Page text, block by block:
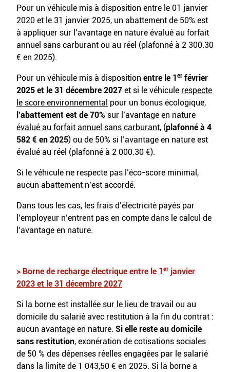
Pour un véhicule mis à disposition entre le 01 janvier
2020 et le 31 janvier 2025, un abattement de 50% est
à appliquer sur l’avantage en nature évalué au forfait
annuel sans carburant ou au réel (plafonné à 2 300.30
€ en 2025).
Pour un véhicule mis à disposition entre le 1 er février
2025 et le 31 décembre 2027 et si le véhicule respecte
le score environnemental pour un bonus écologique,
l’abattement est de 70% sur l’avantage en nature
évalué au forfait annuel sans carburant, (plafonné à 4
582 € en 2025) ou de 50% si l’avantage en nature est
évalué au réel (plafonné à 2 000.30 €).
Si le véhicule ne respecte pas l’éco-score minimal,
aucun abattement n’est accordé.
Dans tous les cas, les frais d’électricité payés par
l’employeur n’entrent pas en compte dans le calcul de
l’avantage en nature.
> Borne de recharge électrique entre le 1 er janvier
2023 et le 31 décembre 2027
Si la borne est installée sur le lieu de travail ou au
domicile du salarié avec restitution à la fin du contrat :
aucun avantage en nature. Si elle reste au domicile
sans restitution, exonération de cotisations sociales
de 50 % des dépenses réelles engagées par le salarié
dans la limite de 1 043,50 € en 2025. Si la borne a